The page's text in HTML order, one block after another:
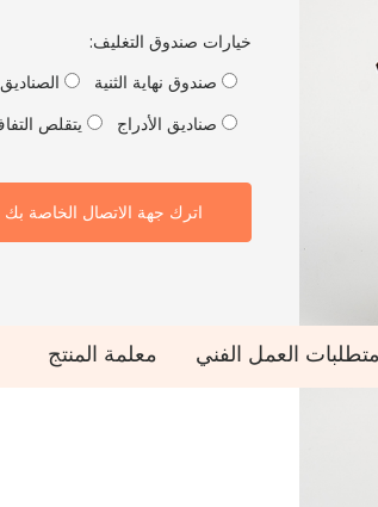
خيارات صندوق التغليف:
صندوق نهاية الثنية
صناديق الأدراج
يتقلص
اترك جهة الاتصال الخاصة بك
متطلبات العمل الفني معلمة المنتج